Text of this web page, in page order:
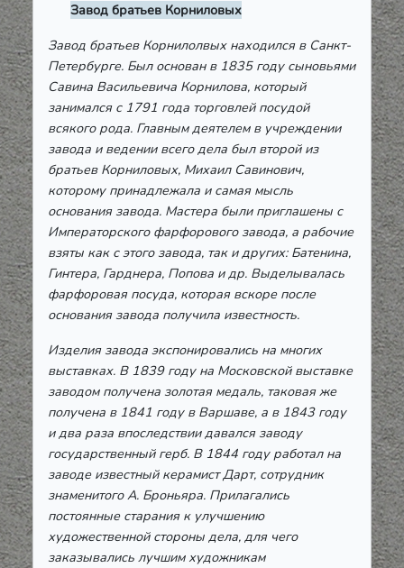
Завод братьев Корниловых
Завод братьев Корнилолвых находился в Санкт-
Петербурге. Был основан в 1835 году сыновьями
Савина Васильевича Корнилова, который
занимался с 1791 года торговлей посудой
всякого рода. Главным деятелем в учреждении
завода и ведении всего дела был второй из
братьев Корниловых, Михаил Савинович,
которому принадлежала и самая мысль
основания завода. Мастера были приглашены с
Императорского фарфорового завода, а рабочие
взяты как с этого завода, так и других: Батенина,
Гинтера, Гарднера, Попова и др. Выделывалась
фарфоровая посуда, которая вскоре после
основания завода получила известность.
Изделия завода экспонировались на многих
выставках. В 1839 году на Московской выставке
заводом получена золотая медаль, таковая же
получена в 1841 году в Варшаве, а в 1843 году
и два раза впоследствии давался заводу
государственный герб. В 1844 году работал на
заводе известный керамист Дарт, сотрудник
знаменитого А. Броньяра. Прилагались
постоянные старания к улучшению
художественной стороны дела, для чего
заказывались лучшим художникам